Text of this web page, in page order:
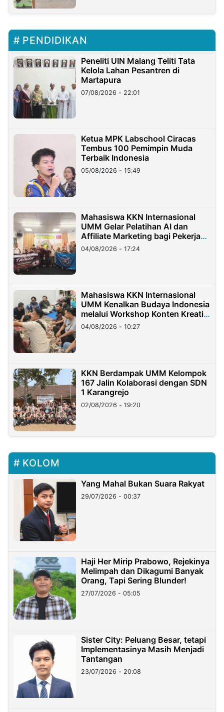
PENDIDIKAN
Peneliti UIN Malang Teliti Tata
Kelola Lahan Pesantren di
Martapura
07/08/2026 - 22:01
Ketua MPK Labschool Ciracas
Tembus 100 Pemimpin Muda
Terbaik Indonesia
05/08/2026 - 15:49
Mahasiswa KKN Internasional
UMM Gelar Pelatihan AI dan
Affiliate Marketing bagi Pekerja
Migran Indonesia di Taiwan
04/08/2026 - 17:24
Mahasiswa KKN Internasional
UMM Kenalkan Budaya Indonesia
melalui Workshop Konten Kreatif
di Taiwan
04/08/2026 - 10:27
KKN Berdampak UMM Kelompok
167 Jalin Kolaborasi dengan SDN
1 Karangrejo
02/08/2026 - 19:20
KOLOM
Yang Mahal Bukan Suara Rakyat
29/07/2026 - 00:37
Haji Her Mirip Prabowo, Rejekinya
Melimpah dan Dikagumi Banyak
Orang, Tapi Sering Blunder!
27/07/2026 - 05:05
Sister City: Peluang Besar, tetapi
Implementasinya Masih Menjadi
Tantangan
23/07/2026 - 20:08